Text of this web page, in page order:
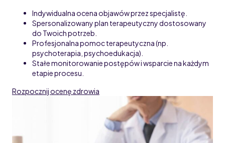
Indywidualna ocena objawów przez specjalistę.
Spersonalizowany plan terapeutyczny dostosowany
do Twoich potrzeb.
Profesjonalna pomoc terapeutyczna (np.
psychoterapia, psychoedukacja).
Stałe monitorowanie postępów i wsparcie na każdym
etapie procesu.
Rozpocznij ocenę zdrowia